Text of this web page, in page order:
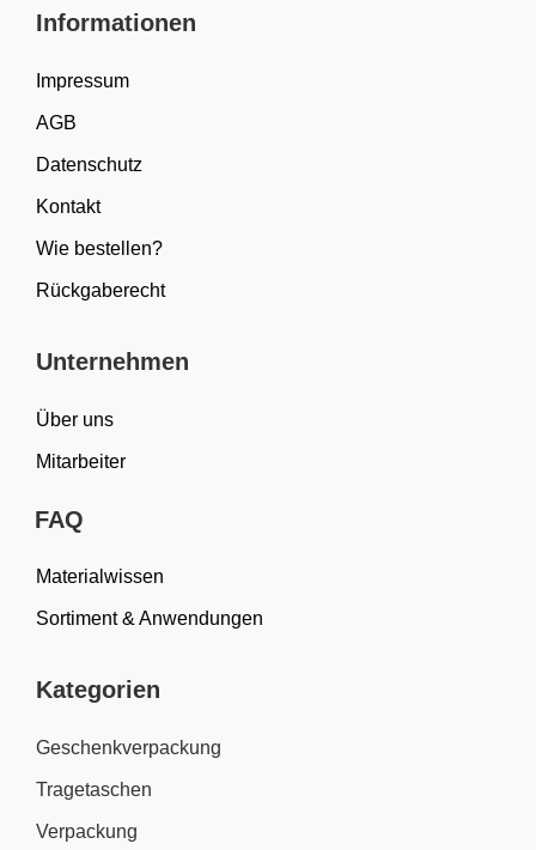
Informationen
Impressum
AGB
Datenschutz
Kontakt
Wie bestellen?
Rückgaberecht
Unternehmen
Über uns
Mitarbeiter
FAQ
Materialwissen
Sortiment & Anwendungen
Kategorien
Geschenkverpackung
Tragetaschen
Verpackung